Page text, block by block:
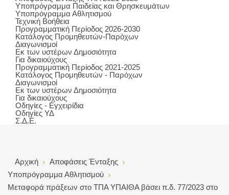
Υποπρόγραμμα Παιδείας και Θρησκευμάτων
Υποπρόγραμμα Αθλητισμού
Τεχνική Βοήθεια
Προγραμματική Περίοδος 2026-2030
Κατάλογος Προμηθευτών-Παρόχων
Διαγωνισμοί
Εκ των υστέρων Δημοσιότητα
Για δικαιούχους
Προγραμματική Περίοδος 2021-2025
Κατάλογος Προμηθευτών - Παρόχων
Διαγωνισμοί
Εκ των υστέρων Δημοσιότητα
Για δικαιούχους
Οδηγίες - Εγχειρίδια
Οδηγίες ΥΔ
Σ.Δ.Ε.
Αρχική
Αποφάσεις Ένταξης
Υποπρόγραμμα Αθλητισμού
Μεταφορά πράξεων στο ΤΠΑ ΥΠΑΙΘΑ βάσει π.δ. 77/2023 στο